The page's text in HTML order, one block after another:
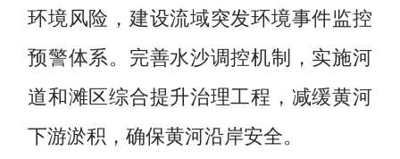
环境风险，建设流域突发环境事件监控
预警体系。完善水沙调控机制，实施河
道和滩区综合提升治理工程，减缓黄河
下游淤积，确保黄河沿岸安全。